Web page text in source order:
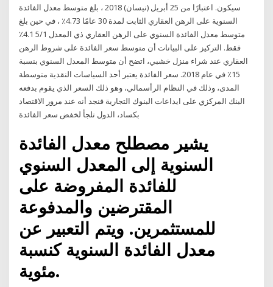
سيكون. اعتبارًا من 25 أبريل (نيسان) 2018 ، بلغ متوسط معدل الفائدة
السنوية على الرهن العقاري الثابت لمدة 30 عامًا 4.73٪ ، في حين بلغ
متوسط معدل الفائدة السنوي على الرهن العقاري ذي المعدل 5/1 4.1٪
فقط. التركيز على البيانات أن متوسط سعر الفائدة على شروط الرهن
العقاري عند شراء منزل خشبي، اتضح أن متوسط المعدل السنوي بنسبة
15٪ في عام 2018. سعر الفائدة يعتبر أحد السياسات النقدية متوسطة
المدى، وذلك في النظام الرأسمالي، وهو ذلك السعر الذي يقوم بدفعه
البنك المركزي على ايداعات البنوك التجارية فنجد أنه عند مرور الاقتصاد
بكساد، الدول تلجأ لخفض سعر الفائدة
يشير مصطلح معدل الفائدة
السنوية إلى المعدل السنوي
للفائدة المفروضة على
المقترضين والمدفوعة
للمستثمرين. ويتم التعبير عن
معدل الفائدة السنوية كنسبة
مئوية.